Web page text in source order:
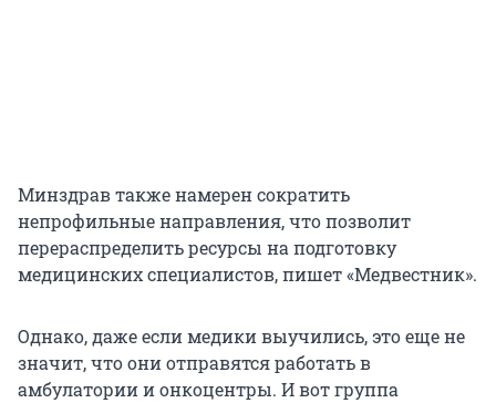
Минздрав также намерен сократить
непрофильные направления, что позволит
перераспределить ресурсы на подготовку
медицинских специалистов, пишет «Медвестник».
Однако, даже если медики выучились, это еще не
значит, что они отправятся работать в
амбулатории и онкоцентры. И вот группа